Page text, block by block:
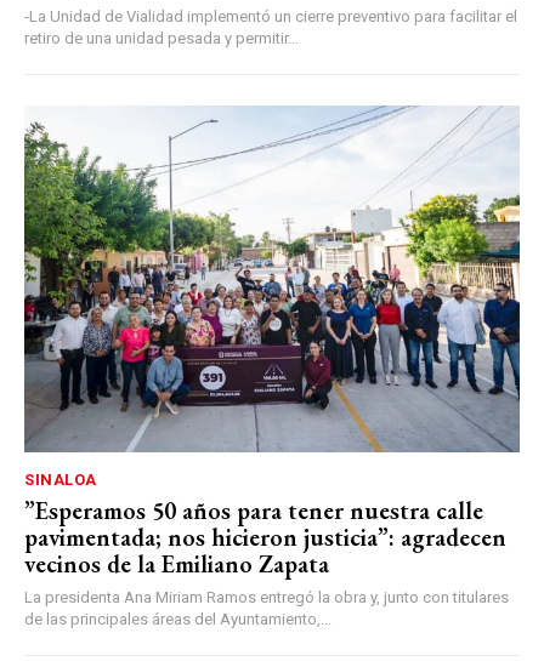
-La Unidad de Vialidad implementó un cierre preventivo para facilitar el
retiro de una unidad pesada y permitir...
SINALOA
”Esperamos 50 años para tener nuestra calle
pavimentada; nos hicieron justicia”: agradecen
vecinos de la Emiliano Zapata
La presidenta Ana Miriam Ramos entregó la obra y, junto con titulares
de las principales áreas del Ayuntamiento,...